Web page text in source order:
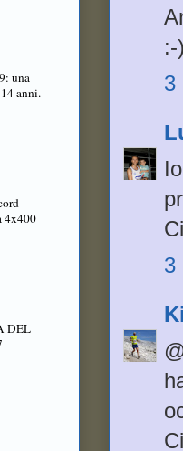
:-
3
3
una
anni.
4x400
DEL